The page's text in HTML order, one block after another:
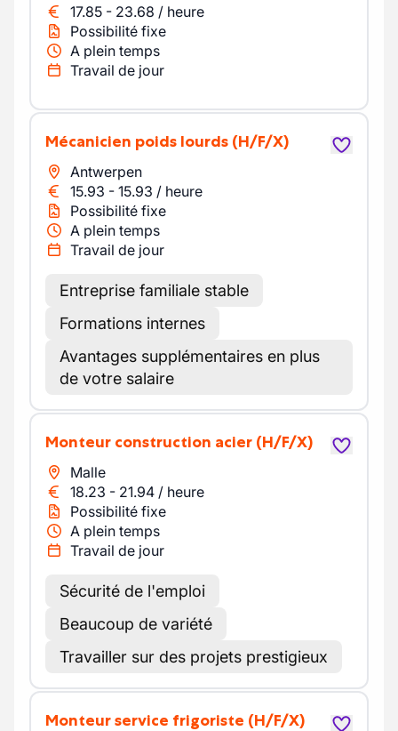
17.85 - 23.68 / heure
Possibilité fixe
A plein temps
Travail de jour
Mécanicien poids lourds (H/F/X)
Antwerpen
15.93 - 15.93 / heure
Possibilité fixe
A plein temps
Travail de jour
Entreprise familiale stable
Formations internes
Avantages supplémentaires en plus
de votre salaire
Monteur construction acier (H/F/X)
Malle
18.23 - 21.94 / heure
Possibilité fixe
A plein temps
Travail de jour
Sécurité de l'emploi
Beaucoup de variété
Travailler sur des projets prestigieux
Monteur service frigoriste (H/F/X)